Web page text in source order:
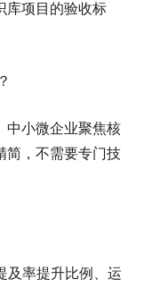
库项目的验收标
中小微企业聚焦核
，不需要专门技
及率提升比例、运